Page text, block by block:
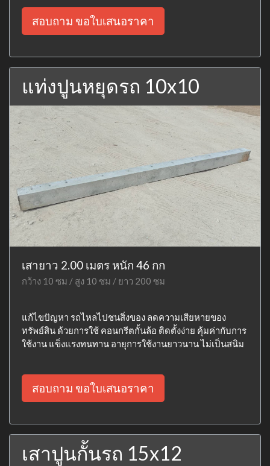
สอบถาม ขอใบเสนอราคา
แท่งปูนหยุดรถ 10x10
เสายาว 2.00 เมตร หนัก 46 กก
กว้าง 10 ซม / สูง 10 ซม / ยาว 200 ซม
แก้ไขปัญหา รถไหลไปชนสิ่งของ ลดความเสียหายของ
ทรัพย์สิน ด้วยการใช้ คอนกรีตกั้นล้อ ติดตั้งง่าย คุ้มค่ากับการ
ใช้งาน แข็งแรงทนทาน อายุการใช้งานยาวนาน ไม่เป็นสนิม
สอบถาม ขอใบเสนอราคา
เสาปูนกั้นรถ 15x12